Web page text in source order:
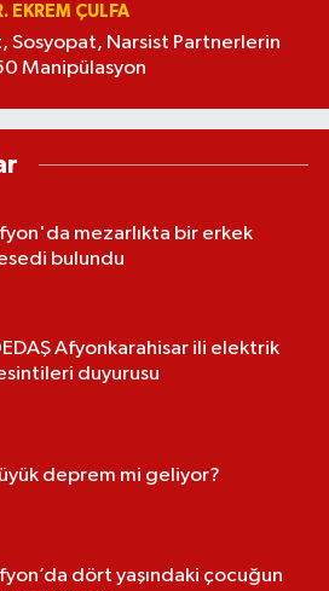
EKREM ÇULFA
Sosyopat, Narsist Partnerlerin
Manipülasyon
mezarlıkta bir erkek
bulundu
Afyonkarahisar ili elektrik
duyurusu
deprem mi geliyor?
dört yaşındaki çocuğun